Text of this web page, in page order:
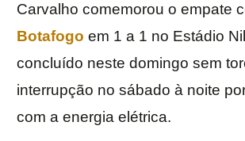
Carvalho comemorou o empate
Botafogo em 1 a 1 no Estádio
concluído neste domingo sem
interrupção no sábado à noite
com a energia elétrica.